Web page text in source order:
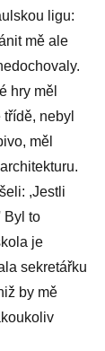
ligu:
mě ale
hry měl
nebyl
měl
,Jestli
Byl to
je
sekretářku
by mě